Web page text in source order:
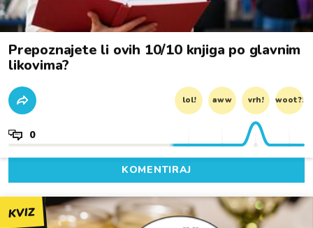
Prepoznajete li ovih 10/10 knjiga po glavnim
likovima?
lol! aww vrh! woot?!
0
KOMENTIRAJ
KVIZ